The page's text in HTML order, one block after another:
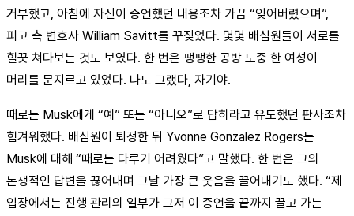
거부했고, 아침에 자신이 증언했던 내용조차 가끔 “잊어버렸으며”,
피고 측 변호사 William Savitt를 꾸짖었다. 몇몇 배심원들이 서로를
힐끗 쳐다보는 것도 보였다. 한 번은 팽팽한 공방 도중 한 여성이
머리를 문지르고 있었다. 나도 그랬다, 자기야.
때로는 Musk에게 “예” 또는 “아니오”로 답하라고 유도했던 판사조차
힘겨워했다. 배심원이 퇴정한 뒤 Yvonne Gonzalez Rogers는
Musk에 대해 “때로는 다루기 어려웠다”고 말했다. 한 번은 그의
논쟁적인 답변을 끊어내며 그날 가장 큰 웃음을 끌어내기도 했다. “제
입장에서는 진행 관리의 일부가 그저 이 증언을 끝까지 끌고 가는